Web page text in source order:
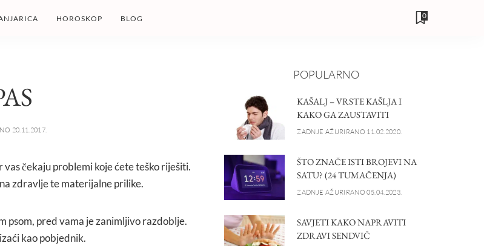
HOROSKOP BLOG 0
20.11.2017.
čekaju problemi koje ćete teško riješiti.
zdravlje te materijalne prilike.
psom, pred vama je zanimljivo razdoblje.
kao pobjednik.
POPULARNO
KAŠALJ – VRSTE KAŠLJA I
KAKO GA ZAUSTAVITI
ZADNJE AŽURIRANO 11.02.2020.
ŠTO ZNAČE ISTI BROJEVI NA
SATU? (24 TUMAČENJA)
ZADNJE AŽURIRANO 05.04.2023.
SAVJETI KAKO NAPRAVITI
ZDRAVI SENDVIČ